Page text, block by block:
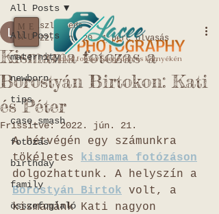
A Család fotósa Szegeden és környékén
ME
NU
All Posts
maternity
newborn
tips
case_smash
fotózás
birthday
family
összefoglaló
All Posts
Kismama fotózás a
Borostyán Birtokon: Kati
és Péter
Laszlo Bede
2022. jún. 20. 1 perc olvasás
Frissítve:2022. jún. 21.
A hétvégén egy számunkra
tökéletes kismama fotózáson
dolgozhattunk. A helyszín a
Borostyán Birtok volt, a
kismamánk Kati nagyon